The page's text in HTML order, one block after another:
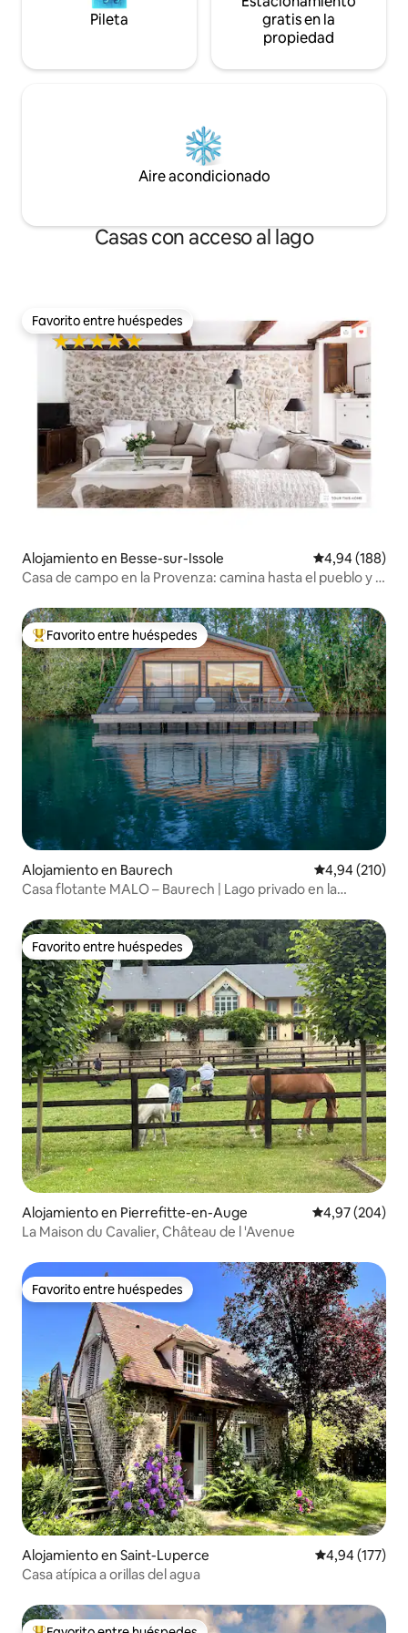
Pileta
gratis en la
propiedad
Aire acondicionado
Casas con acceso al lago
Favorito entre huéspedes
Favorito entre huéspedes
Alojamiento en Besse-sur-Issole Calificación
4,94 (188)
Casa de campo en la Provenza: camina hasta el pueblo y el
Favorito entre los huéspedes más destacados
Favorito entre huéspedes
Alojamiento en Baurech Calificación
4,94 (210)
Casa flotante MALO – Baurech | Lago privado en la
Favorito entre huéspedes
Favorito entre huéspedes
Alojamiento en Pierrefitte-en-Auge Calificación
4,97 (204)
La Maison du Cavalier, Château de l 'Avenue
Favorito entre huéspedes
Favorito entre huéspedes
Alojamiento en Saint-Luperce Calificación
4,94 (177)
Casa atípica a orillas del agua